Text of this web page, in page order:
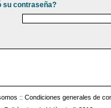
su contraseña?
:: Condiciones generales de